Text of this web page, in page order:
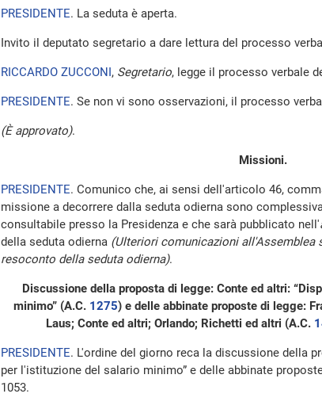
PRESIDENTE. La seduta è aperta.
Invito il deputato segretario a dare lettura del processo
RICCARDO ZUCCONI, Segretario, legge il processo verbale
PRESIDENTE. Se non vi sono osservazioni, il processo
(È approvato).
Missioni.
PRESIDENTE. Comunico che, ai sensi dell'articolo 46,
missione a decorrere dalla seduta odierna sono
consultabile presso la Presidenza e che sarà pubblicato nell'
della seduta odierna (Ulteriori comunicazioni all'Assemblea
resoconto della seduta odierna).
Discussione della proposta di legge: Conte ed altri:
minimo” (A.C. 1275​) e delle abbinate proposte di legge:
Laus; Conte ed altri; Orlando; Richetti ed altri (A.C.
PRESIDENTE. L'ordine del giorno reca la discussione della
per l'istituzione del salario minimo” e delle abbinate
1053.